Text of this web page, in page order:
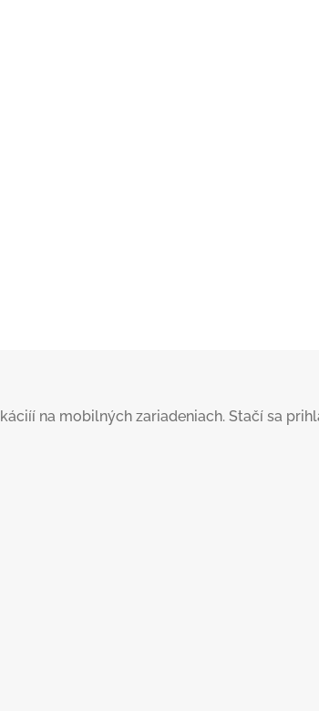
na mobilných zariadeniach. Stačí sa